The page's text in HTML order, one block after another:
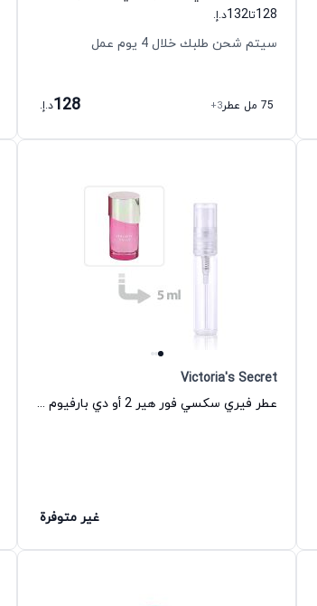
128تا132د.إ.
سيتم شحن طلبك خلال 4 يوم عمل
75 مل عطر +3
128د.إ.
Victoria's Secret
عطر فيري سكسي فور هير 2 أو دي بارفيوم للنساء فيكتوريا سيكريت
غير متوفرة